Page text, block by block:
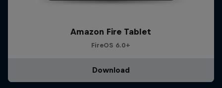
Amazon Fire Tablet
FireOS 6.0+
Download